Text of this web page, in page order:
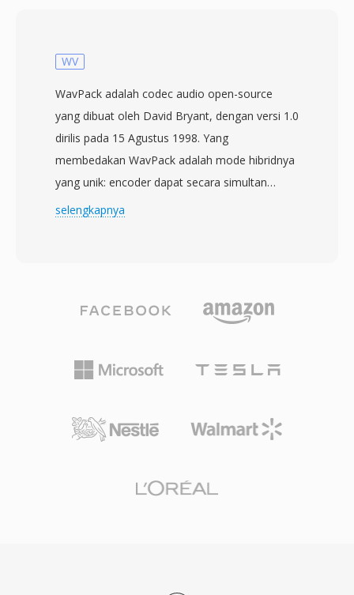
artinya satu rekaman dapat didekodekan ke
binaural tanpa perlu mixing ulang. File AMB
biasanya menyimpan data PCM tanpa
kompresi dan diproses oleh tool seperti SoX
adalah fleksibilitas spasial — kreator
menghasilkan satu file master yang dapat
menambahkan channel untuk presisi spasial
yang lebih baik berdasarkan kerangka
virtual reality, video 360 derajat, dan audio
mengalami kebangkitan dan diadopsi oleh
platform seperti YouTube untuk pengiriman
WV
WavPack adalah codec audio open-source
yang dibuat oleh David Bryant, dengan versi 1.0
dirilis pada 15 Agustus 1998. Yang
membedakan WavPack adalah mode hibridnya
yang unik: encoder dapat secara simultan
menghasilkan file lossy yang kompak dan file
menginginkan kualitas arsip menyimpan
integer 8-bit hingga 32-bit dan 32-bit floating
point, dengan sample rate hingga 768 kHz —
yang ditambahkan dukungannya oleh WavPack
ukuran asli, kompetitif dengan FLAC dan sering
selengkapnya